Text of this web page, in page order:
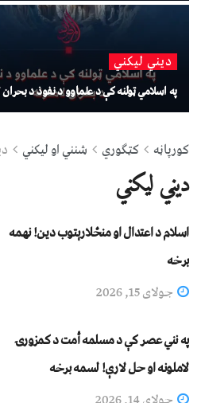
دیني لیکني
په اسلامي ټولنه کې د علماوو د نفوذ د بحران
کورپاڼه کټګوري شنني او لیکني
دیني لیکني
اسلام د اعتدال او منځلارېتوب دین! نهمه
برخه
جولای 15, 2026
په نني عصر کې د مسلمه أمت د کمزورۍ
لاملونه او حل لارې! لسمه برخه